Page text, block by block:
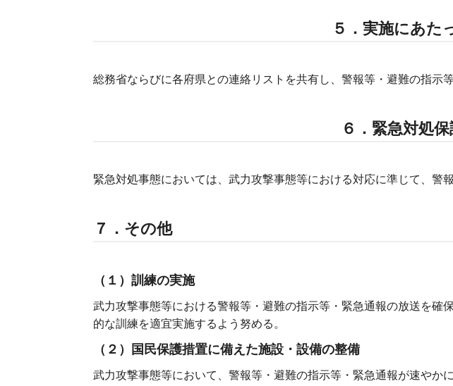
５．実施にあた
総務省ならびに各府県との連絡リストを共有し、警報等・避難の指示
６．緊急対処
緊急対処事態においては、武力攻撃事態等における対応に準じて、警
７．その他
（１）訓練の実施
武力攻撃事態等における警報等・避難の指示等・緊急通報の放送を
的な訓練を適宜実施するよう努める。
（２）国民保護措置に備えた施設・設備の整備
武力攻撃事態等において、警報等・避難の指示等・緊急通報が速や